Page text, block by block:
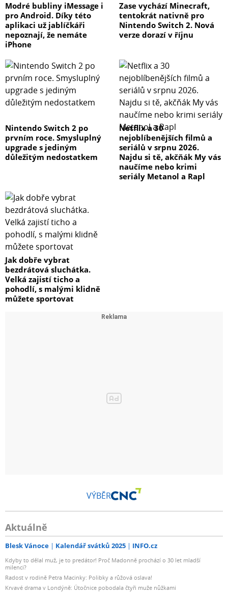
Modré bubliny iMessage i
pro Android. Díky této
aplikaci už jablíčkáři
nepoznají, že nemáte
iPhone
Zase vychází Minecraft,
tentokrát nativně pro
Nintendo Switch 2. Nová
verze dorazí v říjnu
Nintendo Switch 2 po
prvním roce. Smysluplný
upgrade s jediným
důležitým nedostatkem
Netflix a 30
nejoblíbenějších filmů a
seriálů v srpnu 2026.
Najdu si tě, akčňák My vás
naučíme nebo krimi
seriály Metanol a Rapl
Jak dobře vybrat
bezdrátová sluchátka.
Velká zajistí ticho a
pohodlí, s malými klidně
můžete sportovat
VÝBĚR
Aktuálně
Blesk Vánoce Kalendář svátků 2025 INFO.cz
Kdyby to dělal muž, je to predátor! Proč Madonně prochází o 30 let mladší
milenci?
Radost v rodině Petra Macinky: Polibky a růžová oslava!
Krvavé drama v Londýně: Útočnice pobodala čtyři muže nůžkami